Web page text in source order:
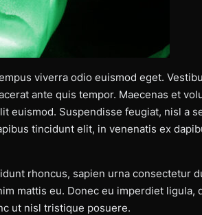
viverra odio euismod eget.
ante quis tempor. Maecenas et
euismod. Suspendisse feugiat, nisl a
tincidunt elit, in venenatis ex
rhoncus, sapien urna consectetur
mattis eu. Donec eu imperdiet ligula,
ut nisl tristique posuere.